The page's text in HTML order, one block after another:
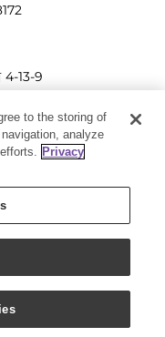
4-13-9
| All Rights Reserved
Pinterest
to the storing of
analyze
Privacy